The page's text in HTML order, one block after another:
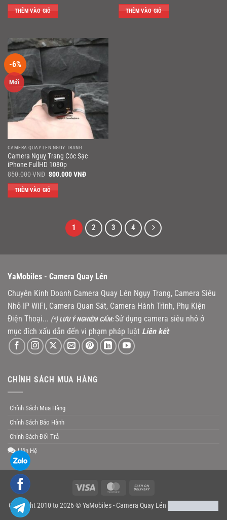
800.000 VNĐ.
THÊM VÀO GIỎ THÊM VÀO GIỎ
-6%
Mới
CAMERA QUAY LÉN NGỤY TRANG
Camera Nguỵ Trang Cóc Sạc
iPhone FullHD 1080p
850.000VNĐ Giá
là:
850.000 VNĐ.
800.000VNĐGiá
THÊM VÀO GIỎ
1 2 3 4
YaMobiles - Camera Quay Lén
Chuyên Kinh Doanh Camera Quay Lén Ngụy Trang, Camera Siêu
Nhỏ IP WiFi, Camera Quan Sát, Camera Hành Trình, Phụ Kiện
Điện Thoại... (*) LƯU Ý NGHIÊM CẤM:Sử dụng camera siêu nhỏ ở
mục đích xấu dẫn đến vi phạm pháp luật Liên kết
CHÍNH SÁCH MUA HÀNG
Chính Sách Mua Hàng
Chính Sách Bảo Hành
Chính Sách Đổi Trả
Liên Hệ
MasterCard
Delivery
Copyright 2010 to 2026 © YaMobiles - Camera Quay Lén